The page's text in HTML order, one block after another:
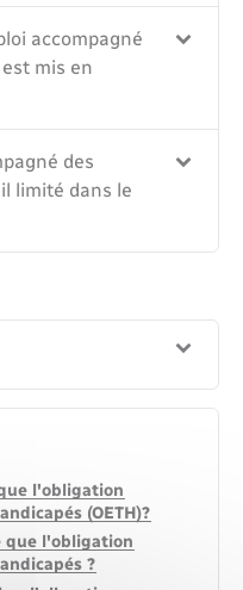
accompagné
mis en
des
limité dans le
l'obligation
(OETH)?
que l'obligation
?